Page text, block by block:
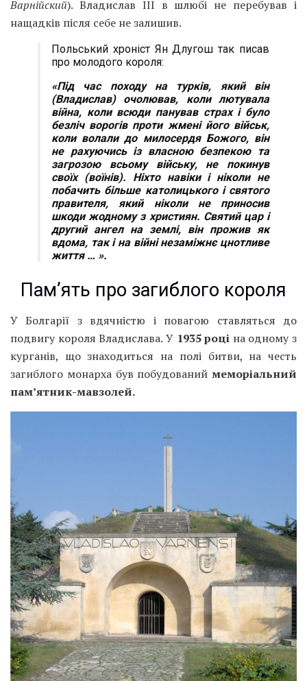
Варнійский). Владислав III в шлюбі не перебував і
нащадків після себе не залишив.
Польський хроніст Ян Длугош так писав
про молодого короля:
«Під час походу на турків, який він
(Владислав) очолював, коли лютувала
війна, коли всюди панував страх і було
безліч ворогів проти жмені його військ,
коли волали до милосердя Божого, він
не рахуючись із власною безпекою та
загрозою всьому війську, не покинув
своїх (воїнів). Ніхто навіки і ніколи не
побачить більше католицького і святого
правителя, який ніколи не приносив
шкоди жодному з християн. Святий цар і
другий ангел на землі, він прожив як
вдома, так і на війні незаміжнє цнотливе
життя … ».
Пам’ять про загиблого короля
У Болгарії з вдячністю і повагою ставляться до
подвигу короля Владислава. У 1935 році на одному з
курганів, що знаходиться на полі битви, на честь
загиблого монарха був побудований меморіальний
пам’ятник-мавзолей.